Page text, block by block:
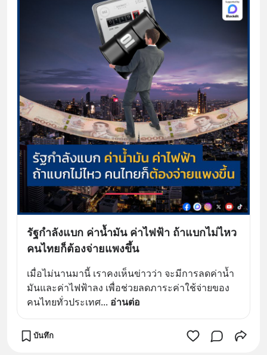
รัฐกำลังแบก ค่าน้ำมัน ค่าไฟฟ้า ถ้าแบกไม่ไหว
คนไทยก็ต้องจ่ายแพงขึ้น
เมื่อไม่นานมานี้ เราคงเห็นข่าวว่า จะมีการลดค่าน้ำ
มันและค่าไฟฟ้าลง เพื่อช่วยลดภาระค่าใช้จ่ายของ
คนไทยทั่วประเทศ... อ่านต่อ
บันทึก